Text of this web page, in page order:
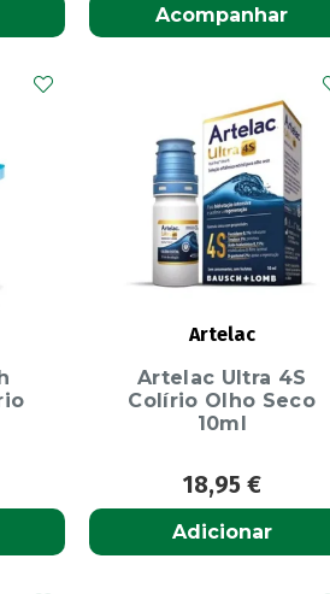
Acompanhar
Artelac
Artelac Ultra 4S
Colírio Olho Seco
10ml
18,95 €
Adicionar